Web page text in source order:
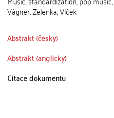
Vágner, Zelenka, Vlček
Abstrakt (česky)
Abstrakt (anglicky)
Citace dokumentu